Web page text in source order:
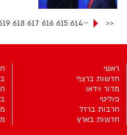
<<
...
614
615
616
617
618
ראשי
חדשות ברצף
מדור וידאו
פוליטי
חרבות ברזל
חדשות בארץ